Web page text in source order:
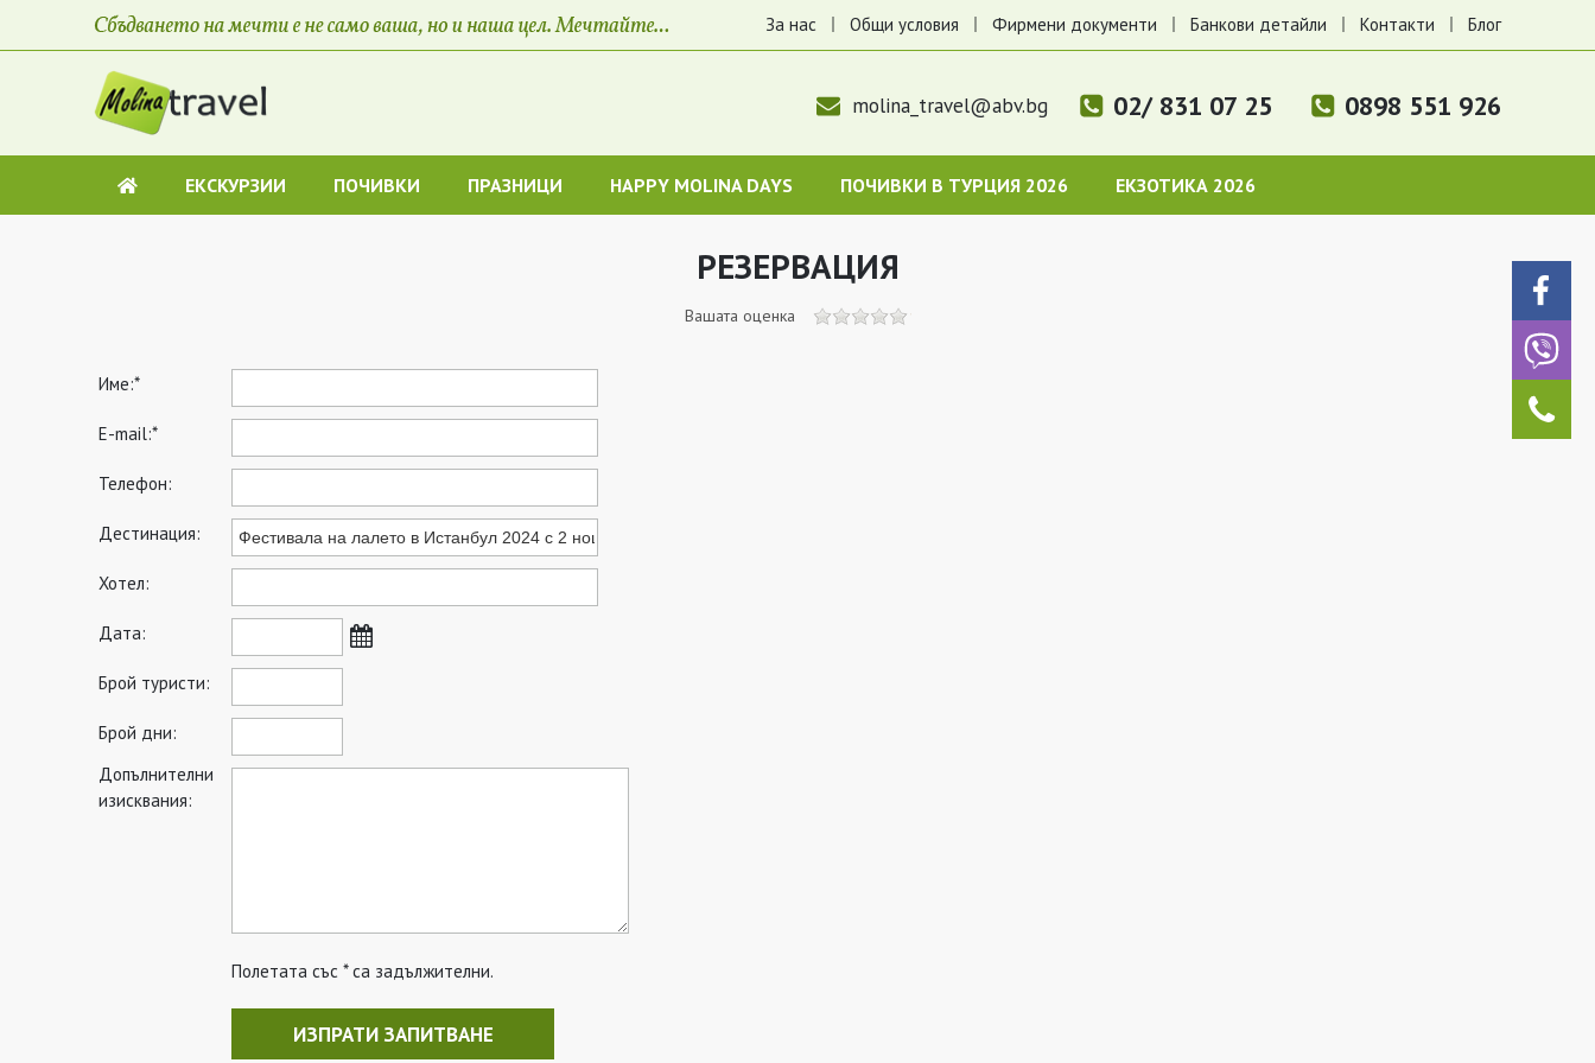
За нас Общи условия Фирмени документи Банкови детайли Контакти Блог
02/ 831 07 25 0898 551 926
molina_travel@abv.bg
ЕКСКУРЗИИ ПОЧИВКИ ПРАЗНИЦИ HAPPY MOLINA DAYS ПОЧИВКИ В ТУРЦИЯ 2026 ЕКЗОТИКА 2026
РЕЗЕРВАЦИЯ
Вашата оценка
Име:*
E-mail:*
Телефон:
Дестинация:
Хотел:
Дата:
Брой туристи:
Брой дни:
Допълнителни
изисквания:
Полетата със * са задължителни.